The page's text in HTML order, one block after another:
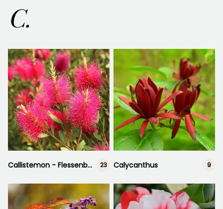
C.
Callistemon - Flessenborstelplant 23 Calycanthus 9